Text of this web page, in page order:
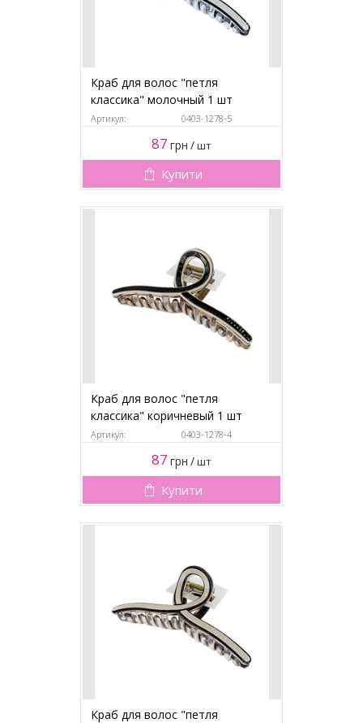
Краб для волос "петля
классика" молочный 1 шт
Артикул: 0403-1278-5
87 грн /шт
Купити
Краб для волос "петля
классика" коричневый 1 шт
Артикул: 0403-1278-4
87 грн /шт
Купити
Краб для волос "петля